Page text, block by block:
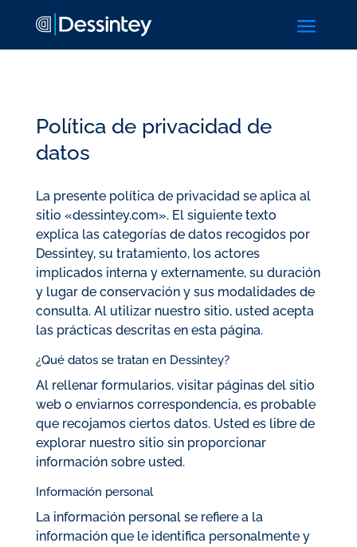
a
Política de privacidad de
datos
La presente política de privacidad se aplica al
sitio «dessintey.com». El siguiente texto
explica las categorías de datos recogidos por
Dessintey, su tratamiento, los actores
implicados interna y externamente, su duración
y lugar de conservación y sus modalidades de
consulta. Al utilizar nuestro sitio, usted acepta
las prácticas descritas en esta página.
¿Qué datos se tratan en Dessintey?
Al rellenar formularios, visitar páginas del sitio
web o enviarnos correspondencia, es probable
que recojamos ciertos datos. Usted es libre de
explorar nuestro sitio sin proporcionar
información sobre usted.
Información personal
La información personal se refiere a la
información que le identifica personalmente y